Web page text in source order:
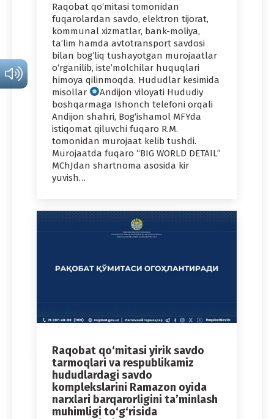
Raqobat qo‘mitasi tomonidan
fuqarolardan savdo, elektron tijorat,
kommunal xizmatlar, bank-moliya,
ta’lim hamda avtotransport savdosi
bilan bog‘liq tushayotgan murojaatlar
o‘rganilib, iste’molchilar huquqlari
himoya qilinmoqda. Hududlar kesimida
misollar
Andijon viloyati Hududiy
boshqarmaga Ishonch telefoni orqali
Andijon shahri, Bog‘ishamol MFYda
istiqomat qiluvchi fuqaro R.M.
tomonidan murojaat kelib tushdi.
Murojaatda fuqaro “BIG WORLD DETAIL”
MChJdan shartnoma asosida kir
yuvish…
Raqobat qo‘mitasi yirik savdo
tarmoqlari va respublikamiz
hududlardagi savdo
komplekslarini Ramazon oyida
narxlari barqarorligini ta’minlash
muhimligi to‘g‘risida